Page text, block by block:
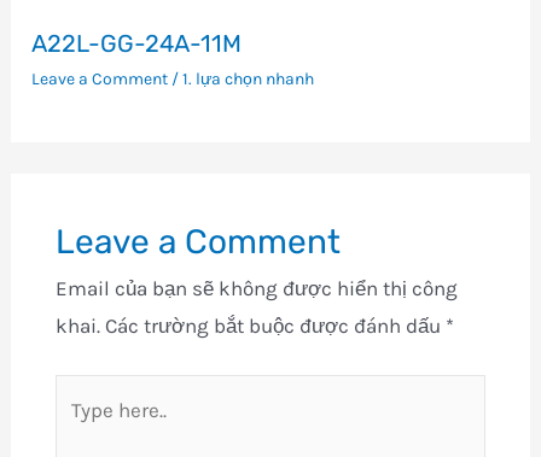
A22L-GG-24A-11M
Leave a Comment /1. lựa chọn nhanh
Leave a Comment
Email của bạn sẽ không được hiển thị công
khai. Các trường bắt buộc được đánh dấu *
here..